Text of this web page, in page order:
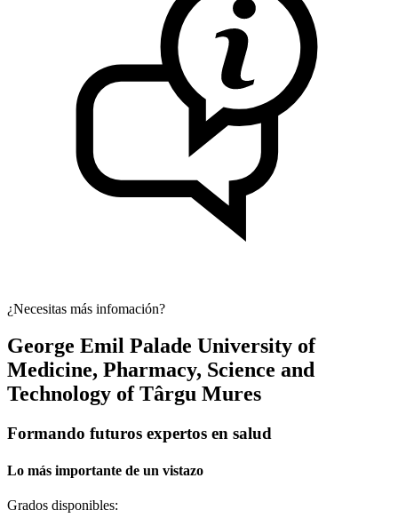
¿Necesitas más infomación?
George Emil Palade University of
Medicine, Pharmacy, Science and
Technology of Târgu Mures
Formando futuros expertos en salud
Lo más importante de un vistazo
Grados disponibles: